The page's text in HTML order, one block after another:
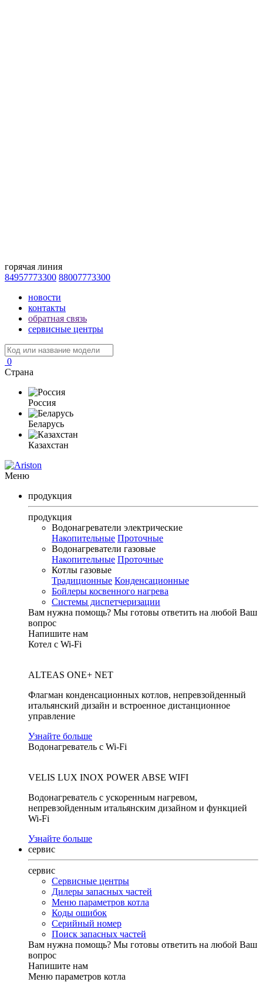
горячая линия
84957773300 88007773300
новости
контакты
обратная связь
сервисные центры
0
Страна
Россия
Беларусь
Казахстан
Меню
продукция
продукция
Водонагреватели электрические
Накопительные Проточные
Водонагреватели газовые
Накопительные Проточные
Котлы газовые
Традиционные Конденсационные
Бойлеры косвенного нагрева
Системы диспетчеризации
Вам нужна помощь? Мы готовы ответить на любой Ваш
вопрос
Напишите нам
Котел с Wi-Fi
ALTEAS ONE+ NET
Флагман конденсационных котлов, непревзойденный
итальянский дизайн и встроенное дистанционное
управление
Узнайте больше
Водонагреватель с Wi-Fi
VELIS LUX INOX POWER ABSE WIFI
Водонагреватель с ускоренным нагревом,
непревзойденным итальянским дизайном и функцией
Wi-Fi
Узнайте больше
сервис
сервис
Сервисные центры
Дилеры запасных частей
Меню параметров котла
Коды ошибок
Серийный номер
Поиск запасных частей
Вам нужна помощь? Мы готовы ответить на любой Ваш
вопрос
Напишите нам
Меню параметров котла